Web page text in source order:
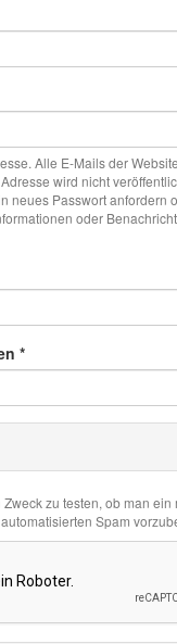
Alle E-Mails der
wird nicht
neues Passwort anfordern
oder
*
zu testen, ob man
Spam